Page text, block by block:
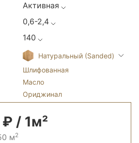
Активная
0,6-2,4
140
Натуральный (Sanded)
Шлифованная
Масло
Ориджинал
/ 1м²
м2